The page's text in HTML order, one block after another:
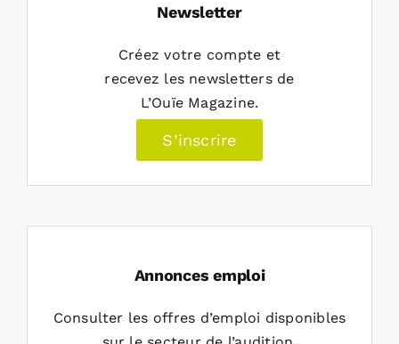
Newsletter
Créez votre compte et
recevez les newsletters de
L’Ouïe Magazine.
S’inscrire
Annonces emploi
Consulter les offres d’emploi disponibles